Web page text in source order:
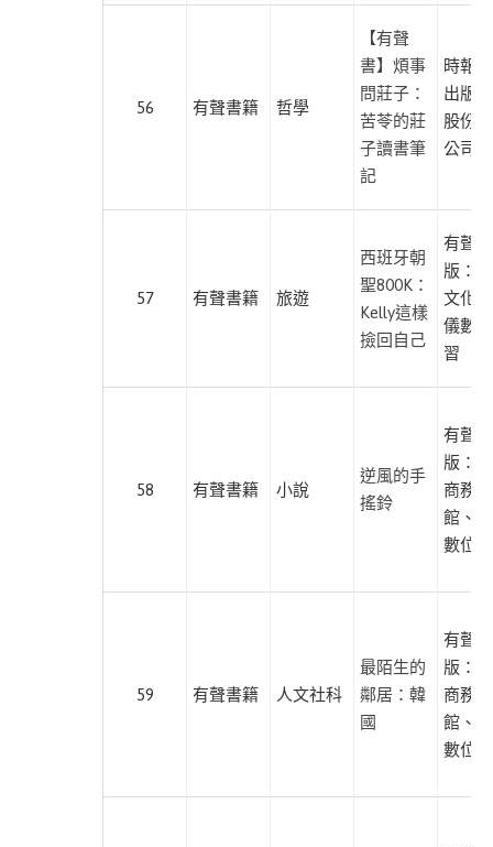
56 有聲書籍 哲學
【有聲
書】煩事
問莊子：
苦苓的莊
子讀書筆
記
時報
出版
股份
公司
57 有聲書籍 旅遊
西班牙朝
聖800K：
Kelly這樣
撿回自己
有聲出
版：
文化
儀數
習
58 有聲書籍 小說
逆風的手
搖鈴
有聲出
版：
商務
館、
數位
59 有聲書籍 人文社科
最陌生的
鄰居：韓
國
有聲出
版：
商務
館、
數位